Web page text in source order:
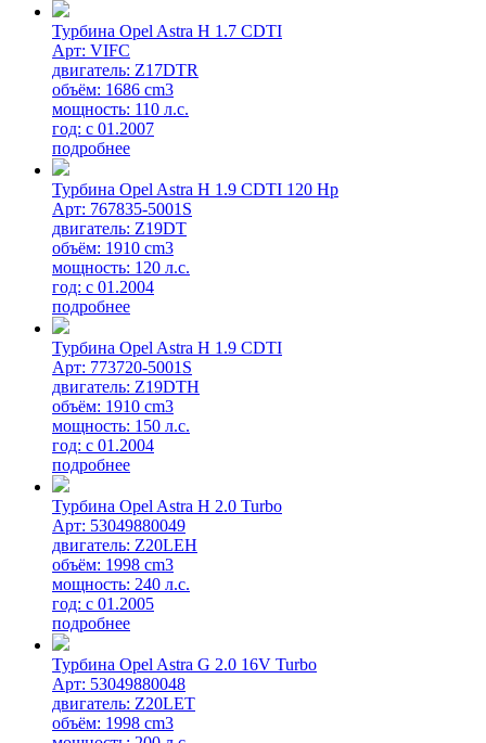
Турбина Opel Astra H 1.7 CDTI
Арт: VIFC
двигатель: Z17DTR
объём: 1686 cm3
мощность: 110 л.с.
год: с 01.2007
подробнее
Турбина Opel Astra H 1.9 CDTI 120 Hp
Арт: 767835-5001S
двигатель: Z19DT
объём: 1910 cm3
мощность: 120 л.с.
год: с 01.2004
подробнее
Турбина Opel Astra H 1.9 CDTI
Арт: 773720-5001S
двигатель: Z19DTH
объём: 1910 cm3
мощность: 150 л.с.
год: с 01.2004
подробнее
Турбина Opel Astra H 2.0 Turbo
Арт: 53049880049
двигатель: Z20LEH
объём: 1998 cm3
мощность: 240 л.с.
год: с 01.2005
подробнее
Турбина Opel Astra G 2.0 16V Turbo
Арт: 53049880048
двигатель: Z20LET
объём: 1998 cm3